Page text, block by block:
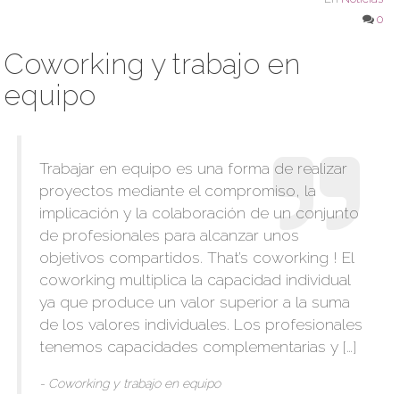
0
Coworking y trabajo en
equipo
Trabajar en equipo es una forma de realizar
proyectos mediante el compromiso, la
implicación y la colaboración de un conjunto
de profesionales para alcanzar unos
objetivos compartidos. That’s coworking ! El
coworking multiplica la capacidad individual
ya que produce un valor superior a la suma
de los valores individuales. Los profesionales
tenemos capacidades complementarias y […]
- Coworking y trabajo en equipo